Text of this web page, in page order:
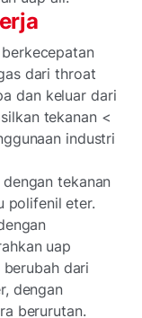
dari throat
dan keluar dari
tekanan <
industri
tekanan
polifenil eter.
uap
dari
dengan
berurutan.